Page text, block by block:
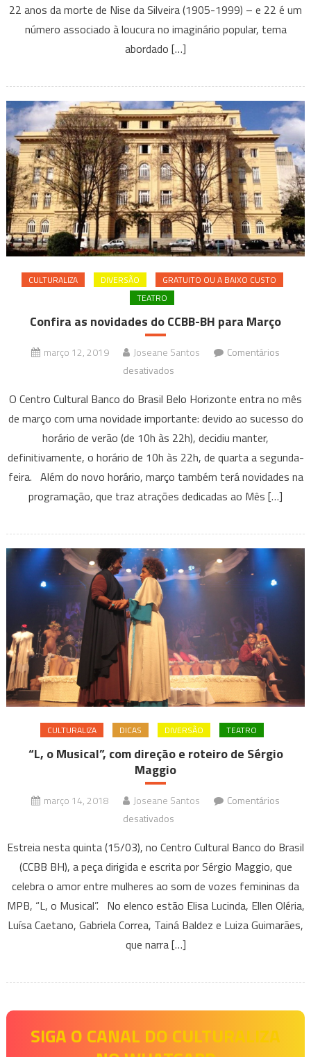
–
A
Revolução
22 anos da morte de Nise da Silveira (1905-1999) – e 22 é um
número associado à loucura no imaginário popular, tema
abordado […]
CULTURALIZA DIVERSÃO
GRATUITO OU A BAIXO CUSTO
TEATRO
Confira as novidades do CCBB-BH para Março
março 12, 2019 Joseane Santos
Comentários
desativados
as
novidades
do
CCBB-
BH
para
O Centro Cultural Banco do Brasil Belo Horizonte entra no mês
de março com uma novidade importante: devido ao sucesso do
horário de verão (de 10h às 22h), decidiu manter,
definitivamente, o horário de 10h às 22h, de quarta a segunda-
feira. Além do novo horário, março também terá novidades na
programação, que traz atrações dedicadas ao Mês […]
CULTURALIZA DICAS DIVERSÃO TEATRO
“L, o Musical”, com direção e roteiro de Sérgio
Maggio
março 14, 2018 Joseane Santos
Comentários
desativados
o
Musical”,
com
direção
e
roteiro
Estreia nesta quinta (15/03), no Centro Cultural Banco do Brasil
(CCBB BH), a peça dirigida e escrita por Sérgio Maggio, que
celebra o amor entre mulheres ao som de vozes femininas da
MPB, “L, o Musical”. No elenco estão Elisa Lucinda, Ellen Oléria,
Luísa Caetano, Gabriela Correa, Tainá Baldez e Luiza Guimarães,
que narra […]
SIGA O CANAL DO CULTURALIZA